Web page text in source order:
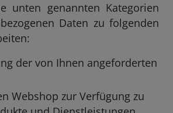
unten genannten Kategorien
Daten zu folgenden
der von Ihnen angeforderten
Webshop zur Verfügung zu